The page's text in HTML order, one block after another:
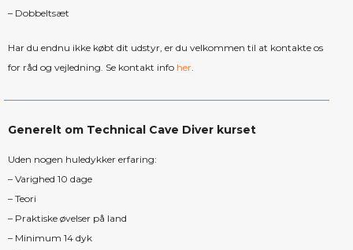
– Dobbeltsæt
Har du endnu ikke købt dit udstyr, er du velkommen til at kontakte os
for råd og vejledning. Se kontakt info her.
Generelt om Technical Cave Diver kurset
Uden nogen huledykker erfaring:
– Varighed 10 dage
– Teori
– Praktiske øvelser på land
– Minimum 14 dyk